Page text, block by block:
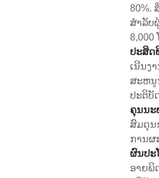
80%.
ສໍາລັບ
8,000
ປະສິດ
ເນີນງ
ສະຫນູ
ປະຕິບັ
ຄຸນນະ
ສົມດຸນ
ການຜ
ຜົນປະ
ອາຍພິ